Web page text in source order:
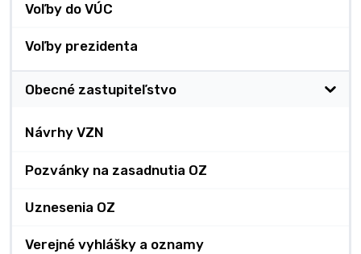
Voľby do VÚC
Voľby prezidenta
Obecné zastupiteľstvo
Návrhy VZN
Pozvánky na zasadnutia OZ
Uznesenia OZ
Verejné vyhlášky a oznamy